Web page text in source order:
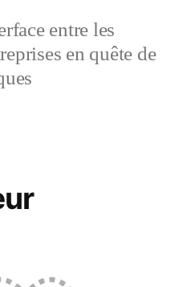
entre les
en quête de